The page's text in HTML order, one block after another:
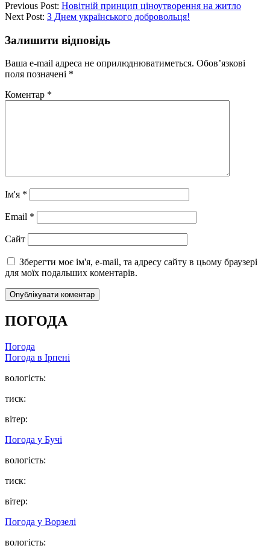
Previous Post: Новітній принцип ціноутворення на житло
Next Post: З Днем українського добровольця!
Залишити відповідь
Ваша e-mail адреса не оприлюднюватиметься. Обов’язкові
поля позначені *
Коментар *
Ім'я *
Email *
Сайт
Зберегти моє ім'я, e-mail, та адресу сайту в цьому браузері
для моїх подальших коментарів.
ПОГОДА
Погода
Погода в Ірпені
вологість:
тиск:
вітер:
Погода у Бучі
вологість:
тиск:
вітер:
Погода у Ворзелі
вологість: